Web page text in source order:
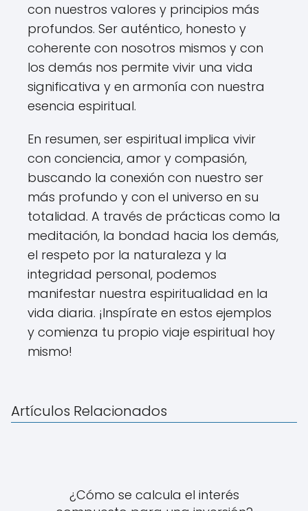
con nuestros valores y principios más
profundos. Ser auténtico, honesto y
coherente con nosotros mismos y con
los demás nos permite vivir una vida
significativa y en armonía con nuestra
esencia espiritual.
En resumen, ser espiritual implica vivir
con conciencia, amor y compasión,
buscando la conexión con nuestro ser
más profundo y con el universo en su
totalidad. A través de prácticas como la
meditación, la bondad hacia los demás,
el respeto por la naturaleza y la
integridad personal, podemos
manifestar nuestra espiritualidad en la
vida diaria. ¡Inspírate en estos ejemplos
y comienza tu propio viaje espiritual hoy
mismo!
Artículos Relacionados
¿Cómo se calcula el interés